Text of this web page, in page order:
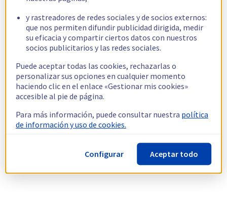
y rastreadores de redes sociales y de socios externos:
que nos permiten difundir publicidad dirigida, medir
su eficacia y compartir ciertos datos con nuestros
socios publicitarios y las redes sociales.
Puede aceptar todas las cookies, rechazarlas o
personalizar sus opciones en cualquier momento
haciendo clic en el enlace «Gestionar mis cookies»
accesible al pie de página.
Para más información, puede consultar nuestra política
de información y uso de cookies.
Configurar Aceptar todo